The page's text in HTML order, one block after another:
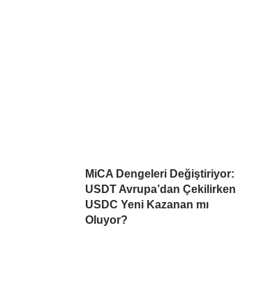
MiCA Dengeleri Değiştiriyor:
USDT Avrupa’dan Çekilirken
USDC Yeni Kazanan mı
Oluyor?